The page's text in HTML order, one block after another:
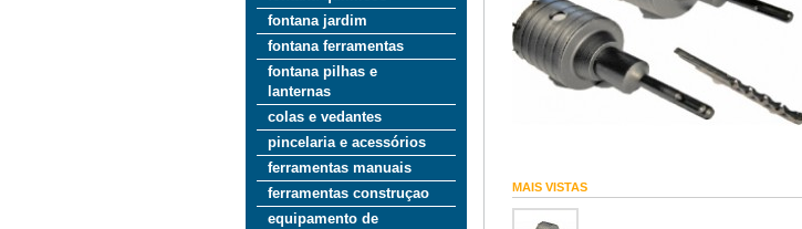
fontana jardim
fontana ferramentas
fontana pilhas e
lanternas
colas e vedantes
pincelaria e acessórios
ferramentas manuais
ferramentas construçao
equipamento de
MAIS VISTAS